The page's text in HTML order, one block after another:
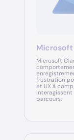
Microsoft
frustration
et UX à
parcours.